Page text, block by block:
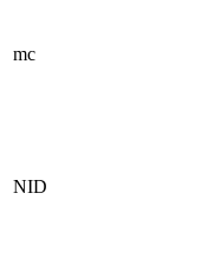
mc
NID